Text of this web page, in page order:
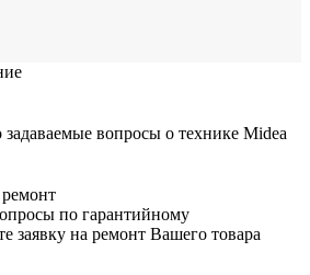
вопросы о технике Midea
ремонт
по гарантийному
заявку на ремонт Вашего товара